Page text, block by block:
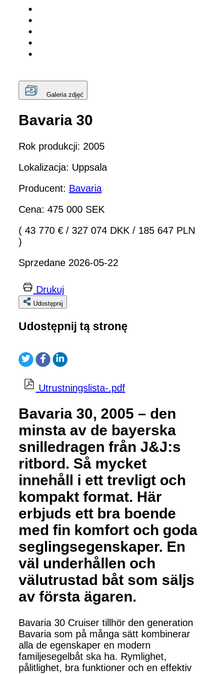
Galeria zdjęć
Bavaria 30
Rok produkcji: 2005
Lokalizacja: Uppsala
Producent: Bavaria
Cena: 475 000 SEK
( 43 770 € / 327 074 DKK / 185 647 PLN
)
Sprzedane 2026-05-22
Drukuj
Udostępnij
Udostępnij tą stronę
Utrustningslista-.pdf
Bavaria 30, 2005 – den
minsta av de bayerska
snilledragen från J&J:s
ritbord. Så mycket
innehåll i ett trevligt och
kompakt format. Här
erbjuds ett bra boende
med fin komfort och goda
seglingsegenskaper. En
väl underhållen och
välutrustad båt som säljs
av första ägaren.
Bavaria 30 Cruiser tillhör den generation
Bavaria som på många sätt kombinerar
alla de egenskaper en modern
familjesegelbåt ska ha. Rymlighet,
pålitlighet, bra funktioner och en effektiv